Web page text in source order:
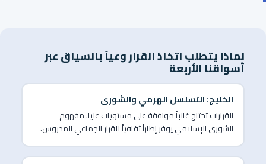
لماذا يتطلب اتخاذ القرار وعياً بالسياق عبر
أسواقنا الأربعة
الخليج: التسلسل الهرمي والشورى
القرارات تحتاج غالباً موافقة على مستويات عليا. مفهوم
الشورى الإسلامي يوفر إطاراً ثقافياً للقرار الجماعي المدروس.